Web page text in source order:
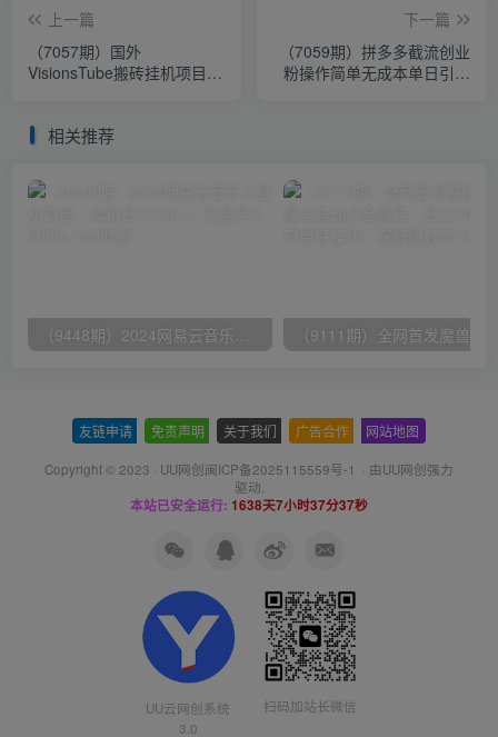
上一篇
（7057期）国外
VisionsTube搬砖挂机项目，
下一篇
（7059期）拼多多截流创业
粉操作简单无成本单日引流
相关推荐
友链申请 免责声明 关于我们 广告合作 网站地图
Copyright © 2023 · UU网创闽ICP备2025115559号-1 · 由UU网创强力
驱动.
本站已安全运行: 1638天7小时37分37秒
UU云网创系统
3.0
扫码加站长微信